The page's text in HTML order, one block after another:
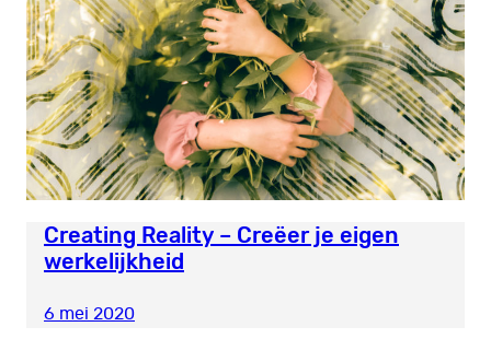
Creating Reality – Creëer je eigen
werkelijkheid
6 mei 2020